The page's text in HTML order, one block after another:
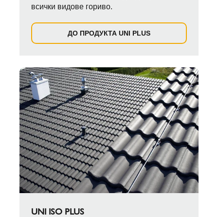
всички видове гориво.
ДО ПРОДУКТА UNI PLUS
UNI ISO PLUS